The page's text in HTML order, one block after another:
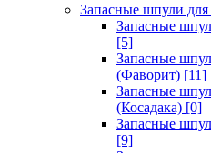
Запасные шпули
Запасные
[5]
Запасные
(Фаворит) [11]
Запасные
(Косадака) [0]
Запасные
[9]